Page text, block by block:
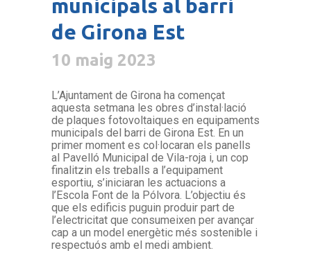
municipals al barri
de Girona Est
10 maig 2023
L’Ajuntament de Girona ha començat
aquesta setmana les obres d’instal·lació
de plaques fotovoltaiques en equipaments
municipals del barri de Girona Est. En un
primer moment es col·locaran els panells
al Pavelló Municipal de Vila-roja i, un cop
finalitzin els treballs a l’equipament
esportiu, s’iniciaran les actuacions a
l’Escola Font de la Pólvora. L’objectiu és
que els edificis puguin produir part de
l’electricitat que consumeixen per avançar
cap a un model energètic més sostenible i
respectuós amb el medi ambient.